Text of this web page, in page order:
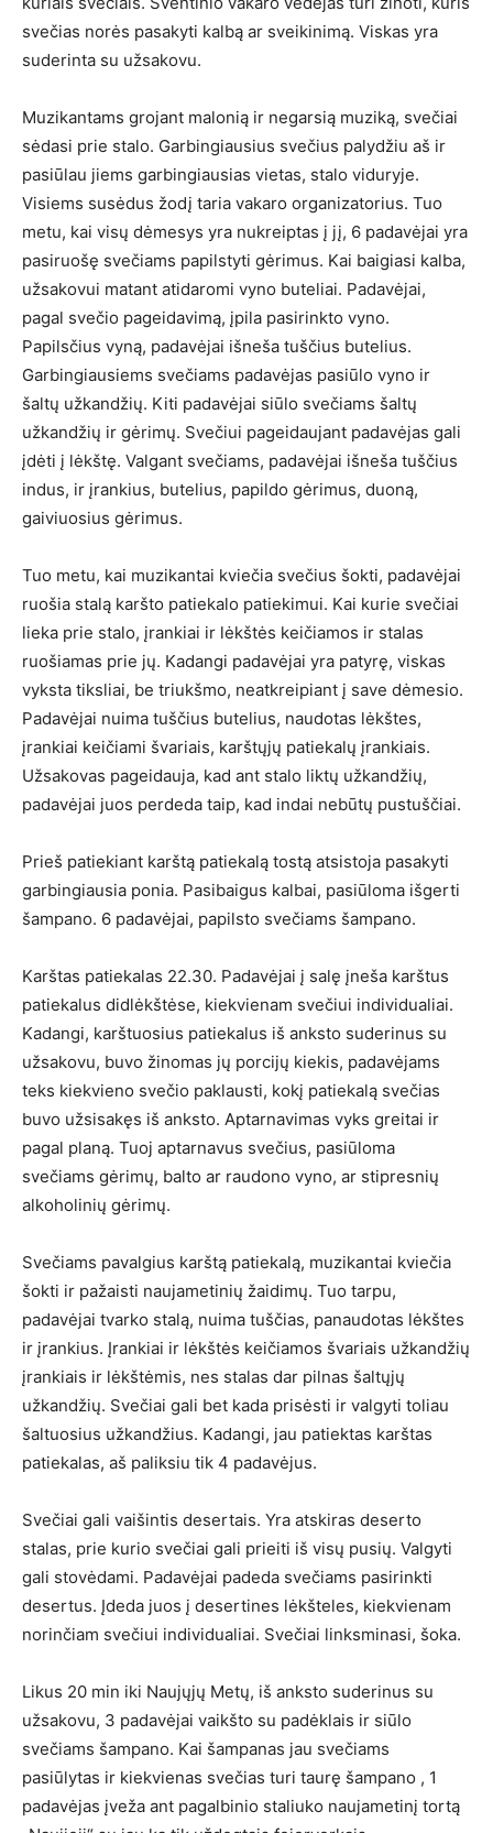
svečias norės pasakyti kalbą ar sveikinimą. Viskas yra
suderinta su užsakovu.
Muzikantams grojant malonią ir negarsią muziką, svečiai
sėdasi prie stalo. Garbingiausius svečius palydžiu aš ir
pasiūlau jiems garbingiausias vietas, stalo viduryje.
Visiems susėdus žodį taria vakaro organizatorius. Tuo
metu, kai visų dėmesys yra nukreiptas į jį, 6 padavėjai yra
pasiruošę svečiams papilstyti gėrimus. Kai baigiasi kalba,
užsakovui matant atidaromi vyno buteliai. Padavėjai,
pagal svečio pageidavimą, įpila pasirinkto vyno.
Papilsčius vyną, padavėjai išneša tuščius butelius.
Garbingiausiems svečiams padavėjas pasiūlo vyno ir
šaltų užkandžių. Kiti padavėjai siūlo svečiams šaltų
užkandžių ir gėrimų. Svečiui pageidaujant padavėjas gali
įdėti į lėkštę. Valgant svečiams, padavėjai išneša tuščius
indus, ir įrankius, butelius, papildo gėrimus, duoną,
gaiviuosius gėrimus.
Tuo metu, kai muzikantai kviečia svečius šokti, padavėjai
ruošia stalą karšto patiekalo patiekimui. Kai kurie svečiai
lieka prie stalo, įrankiai ir lėkštės keičiamos ir stalas
ruošiamas prie jų. Kadangi padavėjai yra patyrę, viskas
vyksta tiksliai, be triukšmo, neatkreipiant į save dėmesio.
Padavėjai nuima tuščius butelius, naudotas lėkštes,
įrankiai keičiami švariais, karštųjų patiekalų įrankiais.
Užsakovas pageidauja, kad ant stalo liktų užkandžių,
padavėjai juos perdeda taip, kad indai nebūtų pustuščiai.
Prieš patiekiant karštą patiekalą tostą atsistoja pasakyti
garbingiausia ponia. Pasibaigus kalbai, pasiūloma išgerti
šampano. 6 padavėjai, papilsto svečiams šampano.
Karštas patiekalas 22.30. Padavėjai į salę įneša karštus
patiekalus didlėkštėse, kiekvienam svečiui individualiai.
Kadangi, karštuosius patiekalus iš anksto suderinus su
užsakovu, buvo žinomas jų porcijų kiekis, padavėjams
teks kiekvieno svečio paklausti, kokį patiekalą svečias
buvo užsisakęs iš anksto. Aptarnavimas vyks greitai ir
pagal planą. Tuoj aptarnavus svečius, pasiūloma
svečiams gėrimų, balto ar raudono vyno, ar stipresnių
alkoholinių gėrimų.
Svečiams pavalgius karštą patiekalą, muzikantai kviečia
šokti ir pažaisti naujametinių žaidimų. Tuo tarpu,
padavėjai tvarko stalą, nuima tuščias, panaudotas lėkštes
ir įrankius. Įrankiai ir lėkštės keičiamos švariais užkandžių
įrankiais ir lėkštėmis, nes stalas dar pilnas šaltųjų
užkandžių. Svečiai gali bet kada prisėsti ir valgyti toliau
šaltuosius užkandžius. Kadangi, jau patiektas karštas
patiekalas, aš paliksiu tik 4 padavėjus.
Svečiai gali vaišintis desertais. Yra atskiras deserto
stalas, prie kurio svečiai gali prieiti iš visų pusių. Valgyti
gali stovėdami. Padavėjai padeda svečiams pasirinkti
desertus. Įdeda juos į desertines lėkšteles, kiekvienam
norinčiam svečiui individualiai. Svečiai linksminasi, šoka.
Likus 20 min iki Naujųjų Metų, iš anksto suderinus su
užsakovu, 3 padavėjai vaikšto su padėklais ir siūlo
svečiams šampano. Kai šampanas jau svečiams
pasiūlytas ir kiekvienas svečias turi taurę šampano , 1
padavėjas įveža ant pagalbinio staliuko naujametinį tortą